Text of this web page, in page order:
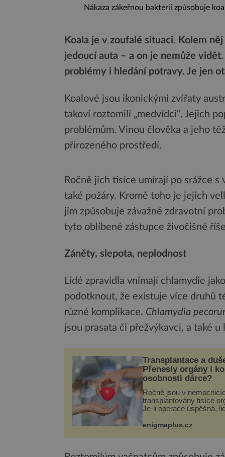
Nákaza zákeřnou bakterií způsobuje
Koala je v zoufalé situaci. Kolem
jedoucí auta – a on je nemůže
problémy i hledání potravy. Je jen
Koalové jsou ikonickými zvířaty
takoví roztomilí „medvídci“. Jejich
problémům. Vinou člověka a jeho
přirozeného prostředí.
Ročně jich tisíce umírají po srážce s
také požáry. Kromě toho je jejich
jim způsobuje závažné zdravotní
tyto oblíbené zástupce živočišné
Záněty, slepota, neplodnost
Lidé zpravidla vnímají chlamydie
podotknout, že existuje více druhů
různé komplikace. Chlamydia
jsou prasata či přežvýkavci, a také u
Transplantace a
Přenesly orgány i
osobnosti dárce?
Ročně jsou v
transplantovány tisíce
Je-li operace úspěšná,
své a pacient může vést
při transplantaci
enigmaplus.cz